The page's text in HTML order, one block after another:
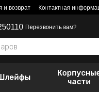
и возврат Контактная
Перезвонить вам?
части